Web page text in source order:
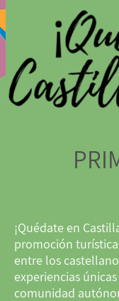
¡Quédate en
promoción
entre los
experiencias
comunidad